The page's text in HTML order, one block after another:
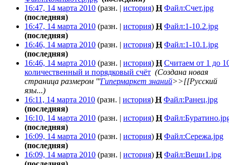
16:47, 14 марта 2010 (разн. | история) Н Файл:Счет.jpg
(последняя)
16:47, 14 марта 2010 (разн. | история) Н Файл:1-10.2.jpg
(последняя)
16:46, 14 марта 2010 (разн. | история) Н Файл:1-10.1.jpg
(последняя)
16:46, 14 марта 2010 (разн. | история) Н Считаем от 1 до
количественный и порядковый счёт (Создана новая
страница размером '''Гипермаркет знаний>>[[Русский
язы...)
16:11, 14 марта 2010 (разн. | история) Н Файл:Ранец.jpg
(последняя)
16:10, 14 марта 2010 (разн. | история) Н
(последняя)
16:09, 14 марта 2010 (разн. | история) Н Файл:Сережа.jpg
(последняя)
16:09, 14 марта 2010 (разн. | история) Н Файл:Вещи1.jpg